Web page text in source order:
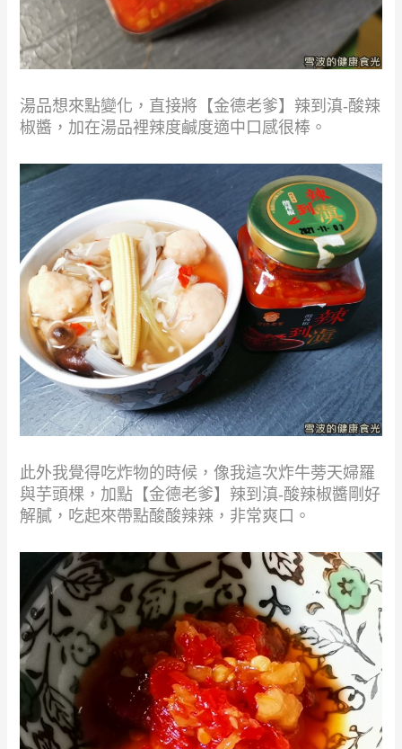
湯品想來點變化，直接將【金德老爹】辣到滇-酸辣
椒醬，加在湯品裡辣度鹹度適中口感很棒。
此外我覺得吃炸物的時候，像我這次炸牛蒡天婦羅
與芋頭棵，加點【金德老爹】辣到滇-酸辣椒醬剛好
解膩，吃起來帶點酸酸辣辣，非常爽口。